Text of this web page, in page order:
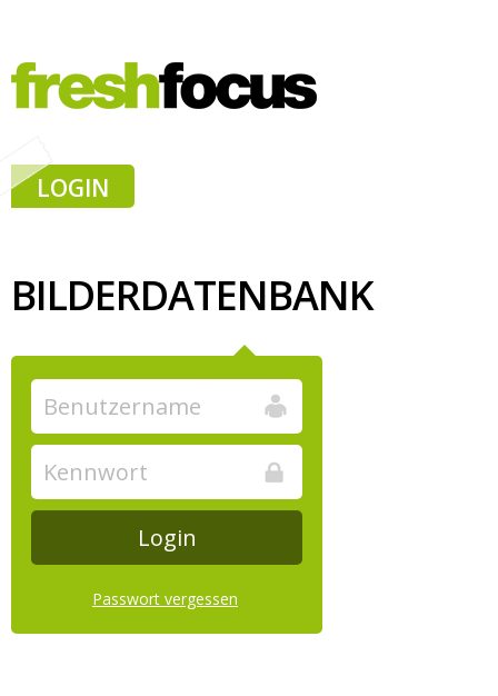
LOGIN
BILDERDATENBANK
Passwort vergessen